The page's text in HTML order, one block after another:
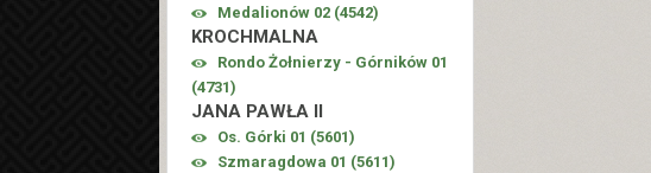
Medalionów 02 (4542)
KROCHMALNA
Rondo Żołnierzy - Górników 01
(4731)
JANA PAWŁA II
Os. Górki 01 (5601)
Szmaragdowa 01 (5611)